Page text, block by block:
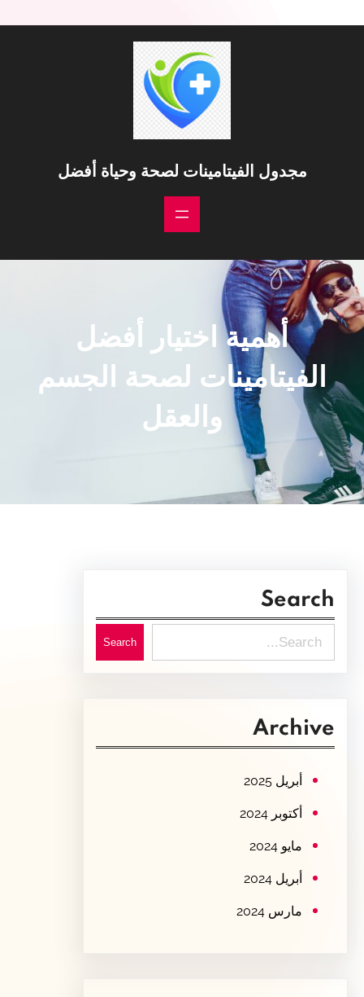
مجدول الفيتامينات لصحة وحياة أفضل
أهمية اختيار أفضل
الفيتامينات لصحة الجسم
والعقل
Search
e
c
Search
Archive
أبريل 2025
أكتوبر 2024
مايو 2024
أبريل 2024
مارس 2024